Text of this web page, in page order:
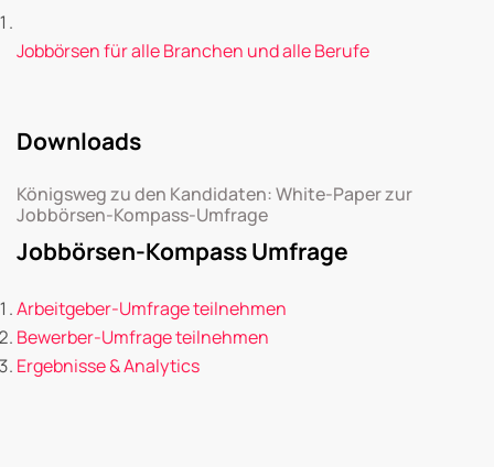
Jobbörsen für alle Branchen und alle Berufe
Downloads
Königsweg zu den Kandidaten: White-Paper zur
Jobbörsen-Kompass-Umfrage
Jobbörsen-Kompass Umfrage
Arbeitgeber-Umfrage teilnehmen
Bewerber-Umfrage teilnehmen
Ergebnisse & Analytics